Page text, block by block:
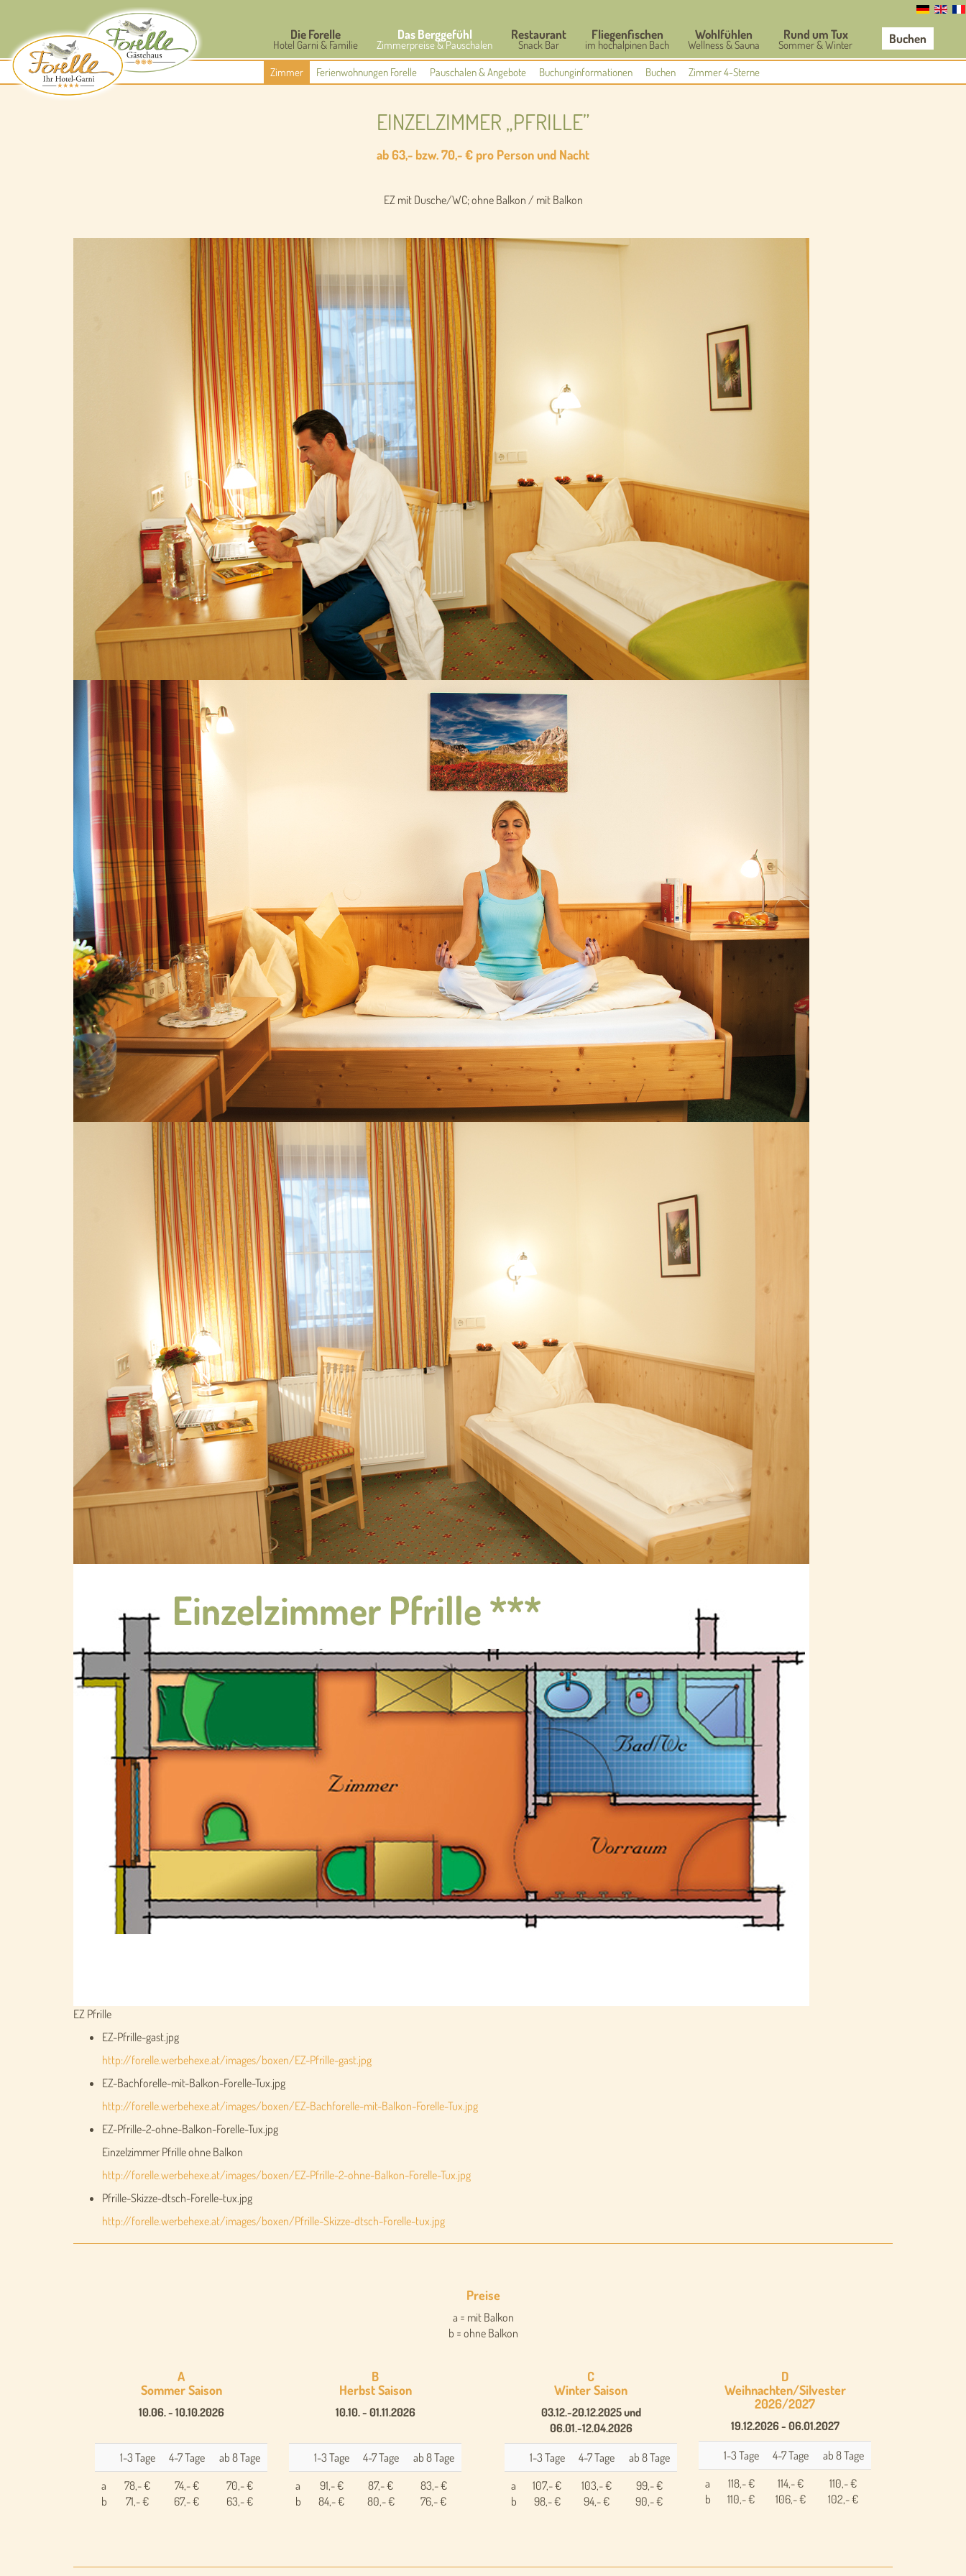
Die Forelle
Hotel Garni & Familie
Das Berggefühl
Zimmerpreise & Pauschalen
Restaurant
Snack Bar
Fliegenfischen
im hochalpinen Bach
Wohlfühlen
Wellness & Sauna
Rund um Tux
Sommer & Winter Buchen
Zimmer Ferienwohnungen Forelle Pauschalen & Angebote Buchunginformationen Buchen Zimmer 4-Sterne
EINZELZIMMER „PFRILLE”
ab 63,- bzw. 70,- € pro Person und Nacht
EZ mit Dusche/WC; ohne Balkon / mit Balkon
EZ Pfrille
EZ-Pfrille-gast.jpg
http://forelle.werbehexe.at/images/boxen/EZ-Pfrille-gast.jpg
EZ-Bachforelle-mit-Balkon-Forelle-Tux.jpg
http://forelle.werbehexe.at/images/boxen/EZ-Bachforelle-mit-Balkon-Forelle-Tux.jpg
EZ-Pfrille-2-ohne-Balkon-Forelle-Tux.jpg
Einzelzimmer Pfrille ohne Balkon
http://forelle.werbehexe.at/images/boxen/EZ-Pfrille-2-ohne-Balkon-Forelle-Tux.jpg
Pfrille-Skizze-dtsch-Forelle-tux.jpg
http://forelle.werbehexe.at/images/boxen/Pfrille-Skizze-dtsch-Forelle-tux.jpg
Preise
a = mit Balkon
b = ohne Balkon
A
Sommer Saison
10.06. - 10.10.2026
1-3 Tage 4-7 Tage
ab 8 Tage
a
b
78,- €
71,- €
74,- €
67,- €
70,- €
63,- €
B
Herbst Saison
10.10. - 01.11.2026
1-3 Tage 4-7 Tage
ab 8 Tage
a
b
91,- €
84,- €
87,- €
80,- €
83,- €
76,- €
C
Winter Saison
03.12.-20.12.2025 und
06.01.-12.04.2026
1-3 Tage 4-7 Tage
ab 8 Tage
a
b
107,- €
98,- €
103,- €
94,- €
99,- €
90,- €
D
Weihnachten/Silvester
2026/2027
19.12.2026 - 06.01.2027
1-3 Tage 4-7 Tage
ab 8 Tage
a
b
118,- €
110,- €
114,- €
106,- €
110,- €
102,- €